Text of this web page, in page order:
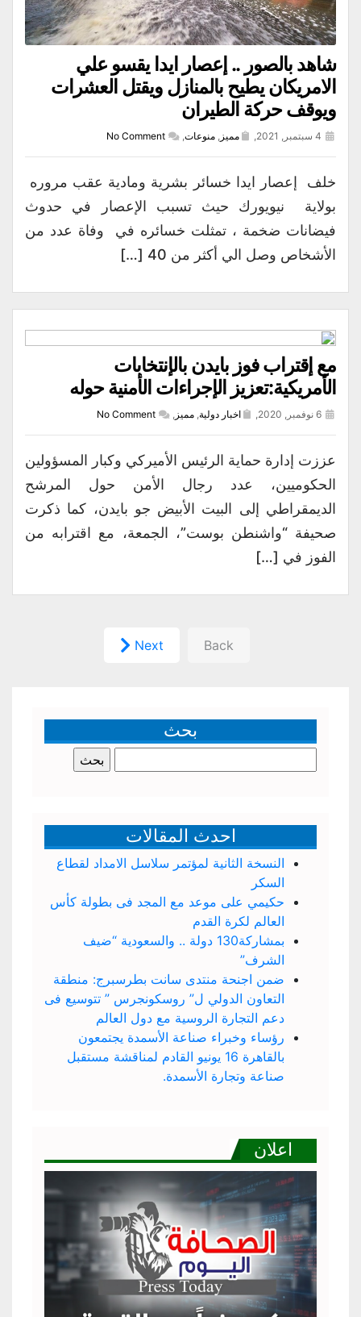
شاهد بالصور .. إعصار ايدا يقسو علي
الامريكان يطيح بالمنازل ويقتل العشرات
ويوقف حركة الطيران
مميز , منوعات,
No Comment
خلف إعصار ايدا خسائر بشرية ومادية عقب مروره
بولاية نيويورك حيث تسبب الإعصار في حدوث
فيضانات ضخمة ، تمثلت خسائره في وفاة عدد من
الأشخاص وصل الي أكثر من 40 […]
مع إقتراب فوز بايدن بالإنتخابات
الأمريكية:تعزيز الإجراءات الأمنية حوله
اخبار دولية, مميز ,
No Comment
عززت إدارة حماية الرئيس الأميركي وكبار المسؤولين
الحكوميين، عدد رجال الأمن حول المرشح
الديمقراطي إلى البيت الأبيض جو بايدن، كما ذكرت
صحيفة “واشنطن بوست”، الجمعة، مع اقترابه من
الفوز في […]
Back
Next
بحث
عن:
احدث المقالات
النسخة الثانية لمؤتمر سلاسل الامداد لقطاع
السكر
حكيمي على موعد مع المجد فى بطولة كأس
العالم لكرة القدم
بمشاركة130 دولة .. والسعودية “ضيف
الشرف”
ضمن اجنحة منتدى سانت بطرسبرج: منطقة
التعاون الدولي ل” روسكونجرس ” تتوسيع فى
دعم التجارة الروسية مع دول العالم
رؤساء وخبراء صناعة الأسمدة يجتمعون
بالقاهرة 16 يونيو القادم لمناقشة مستقبل
صناعة وتجارة الأسمدة.
اعلان